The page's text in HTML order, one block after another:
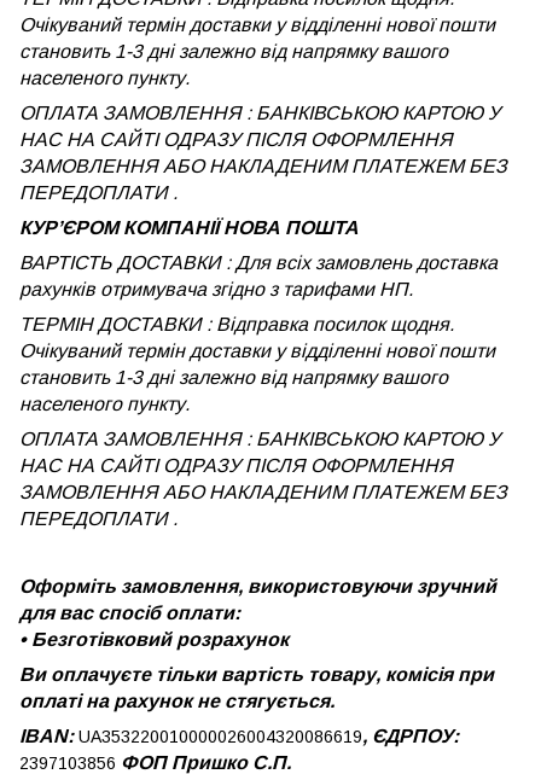
Очікуваний термін доставки у відділенні нової пошти
становить 1-3 дні залежно від напрямку вашого
населеного пункту.
ОПЛАТА ЗАМОВЛЕННЯ : БАНКІВСЬКОЮ КАРТОЮ У
НАС НА САЙТІ ОДРАЗУ ПІСЛЯ ОФОРМЛЕННЯ
ЗАМОВЛЕННЯ АБО НАКЛАДЕНИМ ПЛАТЕЖЕМ БЕЗ
ПЕРЕДОПЛАТИ .
КУРʼЄРОМ КОМПАНІЇ НОВА ПОШТА
ВАРТІСТЬ ДОСТАВКИ : Для всіх замовлень доставка
рахунків отримувача згідно з тарифами НП.
ТЕРМІН ДОСТАВКИ : Відправка посилок щодня.
Очікуваний термін доставки у відділенні нової пошти
становить 1-3 дні залежно від напрямку вашого
населеного пункту.
ОПЛАТА ЗАМОВЛЕННЯ : БАНКІВСЬКОЮ КАРТОЮ У
НАС НА САЙТІ ОДРАЗУ ПІСЛЯ ОФОРМЛЕННЯ
ЗАМОВЛЕННЯ АБО НАКЛАДЕНИМ ПЛАТЕЖЕМБЕЗ
ПЕРЕДОПЛАТИ .
Оформіть замовлення, використовуючи зручний
для вас спосіб оплати:
• Безготівковий розрахунок
Ви оплачуєте тільки вартість товару, комісія при
оплаті на рахунок не стягується.
IBAN:UA353220010000026004320086619, ЄДРПОУ:
2397103856 ФОП Пришко С.П.